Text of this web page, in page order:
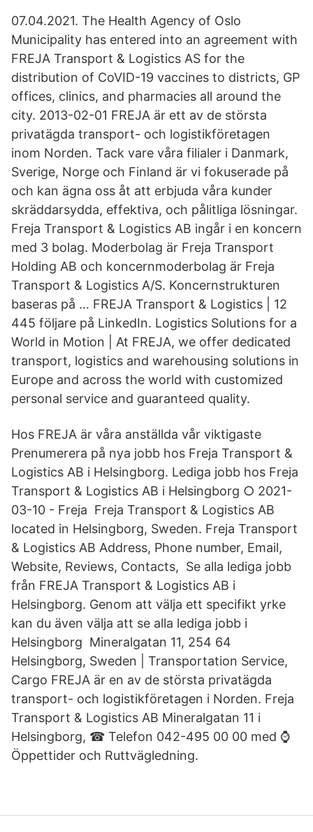
07.04.2021. The Health Agency of Oslo
Municipality has entered into an agreement with
FREJA Transport & Logistics AS for the
distribution of CoVID-19 vaccines to districts, GP
offices, clinics, and pharmacies all around the
city. 2013-02-01 FREJA är ett av de största
privatägda transport- och logistikföretagen
inom Norden. Tack vare våra filialer i Danmark,
Sverige, Norge och Finland är vi fokuserade på
och kan ägna oss åt att erbjuda våra kunder
skräddarsydda, effektiva, och pålitliga lösningar.
Freja Transport & Logistics AB ingår i en koncern
med 3 bolag. Moderbolag är Freja Transport
Holding AB och koncernmoderbolag är Freja
Transport & Logistics A/S. Koncernstrukturen
baseras på … FREJA Transport & Logistics | 12
445 följare på LinkedIn. Logistics Solutions for a
World in Motion | At FREJA, we offer dedicated
transport, logistics and warehousing solutions in
Europe and across the world with customized
personal service and guaranteed quality.
Hos FREJA är våra anställda vår viktigaste
Prenumerera på nya jobb hos Freja Transport &
Logistics AB i Helsingborg. Lediga jobb hos Freja
Transport & Logistics AB i Helsingborg ○ 2021-
03-10 - Freja Freja Transport & Logistics AB
located in Helsingborg, Sweden. Freja Transport
& Logistics AB Address, Phone number, Email,
Website, Reviews, Contacts, Se alla lediga jobb
från FREJA Transport & Logistics AB i
Helsingborg. Genom att välja ett specifikt yrke
kan du även välja att se alla lediga jobb i
Helsingborg Mineralgatan 11, 254 64
Helsingborg, Sweden | Transportation Service,
Cargo FREJA är en av de största privatägda
transport- och logistikföretagen i Norden. Freja
Transport & Logistics AB Mineralgatan 11 i
Helsingborg, ☎ Telefon 042-495 00 00 med ⌚
Öppettider och Ruttvägledning.